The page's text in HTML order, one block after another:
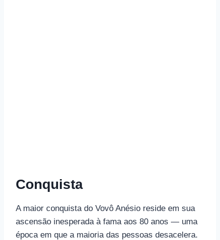
Conquista
A maior conquista do Vovô Anésio reside em sua
ascensão inesperada à fama aos 80 anos — uma
época em que a maioria das pessoas desacelera.